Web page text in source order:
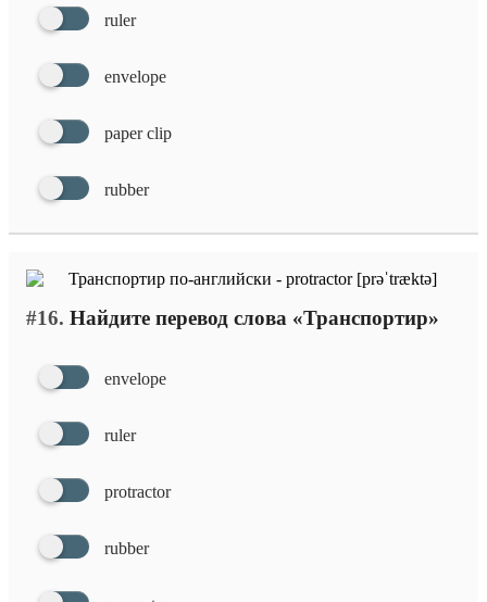
ruler
envelope
paper clip
rubber
#16. Найдите перевод слова «Транспортир»
envelope
ruler
protractor
rubber